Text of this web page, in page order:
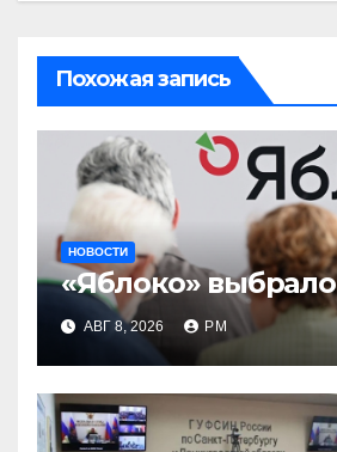
Похожая запись
НОВОСТИ
«Яблоко» выбрало
АВГ 8, 2026 РМ